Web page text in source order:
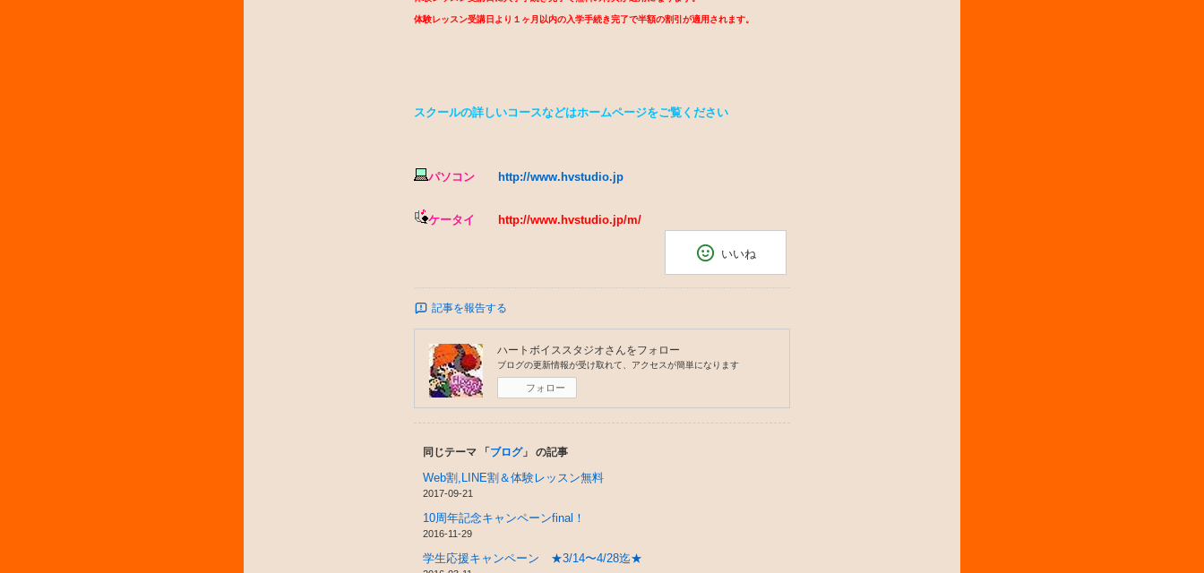
体験レッスン受講日より１ヶ月以内の入学手続き完了で半額の割引が適用されます。
スクールの詳しいコースなどはホームページをご覧ください
パソコン http://www.hvstudio.jp
ケータイ http://www.hvstudio.jp/m/
いいね
記事を報告する
ハートボイススタジオさんをフォロー
ブログの更新情報が受け取れて、アクセスが簡単になります
フォロー
同じテーマ 「 ブログ」 の記事
Web割,LINE割＆体験レッスン無料
2017-09-21
10周年記念キャンペーンfinal！
2016-11-29
学生応援キャンペーン ★3/14〜4/28迄★